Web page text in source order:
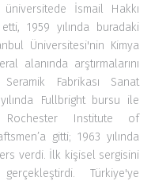
İsmail Hakkı
1959 yılında buradaki
Üniversitesi'nin Kimya
alanında arştırmalarını
Seramik Fabrikası Sanat
Fullbright bursu ile
Rochester Institute of
gitti; 1963 yılında
verdi. İlk kişisel sergisini
Türkiye'ye